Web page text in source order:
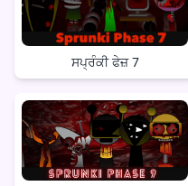
ਸਪ੍ਰੰਕੀ ਫੇਜ਼ 7